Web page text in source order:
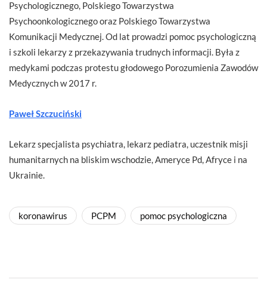
Psychologicznego, Polskiego Towarzystwa
Psychoonkologicznego oraz Polskiego Towarzystwa
Komunikacji Medycznej. Od lat prowadzi pomoc psychologiczną
i szkoli lekarzy z przekazywania trudnych informacji. Była z
medykami podczas protestu głodowego Porozumienia Zawodów
Medycznych w 2017 r.
Paweł Szczuciński
Lekarz specjalista psychiatra, lekarz pediatra, uczestnik misji
humanitarnych na bliskim wschodzie, Ameryce Pd, Afryce i na
Ukrainie.
koronawirus PCPM pomoc psychologiczna